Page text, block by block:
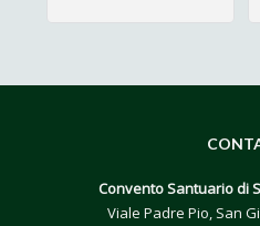
Convento Santuario di
Viale Padre Pio, San